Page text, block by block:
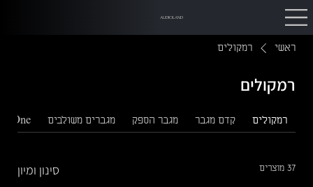
AUDIOLAND
ראשי רמקולים
רמקולים
רמקולים קדם מגבר מגבר הספק מגברים משולבים One
37 מוצרים סינון ומיון